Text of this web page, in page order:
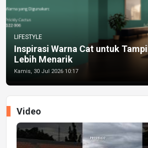
LIFESTYLE
Inspirasi Warna Cat untuk
Lebih Menarik
Kamis, 30 Jul 2026 10:17
Video